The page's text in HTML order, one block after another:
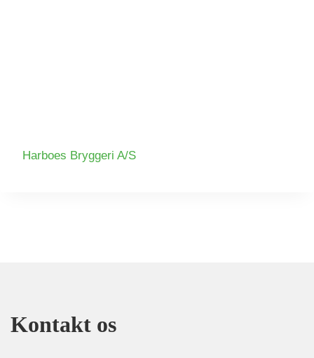
Harboes Bryggeri A/S
Kontakt os